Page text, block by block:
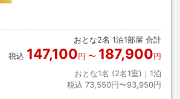
おとな2名 1泊1部屋 合計
税込 147,100円 〜 187,900円
おとな1名 (2名1室)｜ 1泊
税込 73,550円〜93,950円